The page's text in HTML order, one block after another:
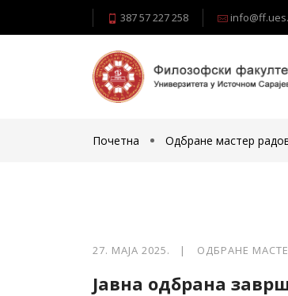
387 57 227 258
Почетна Одбране мастер
27. МАЈА 2025. | ОДБРАНЕ
Јавна одбрана